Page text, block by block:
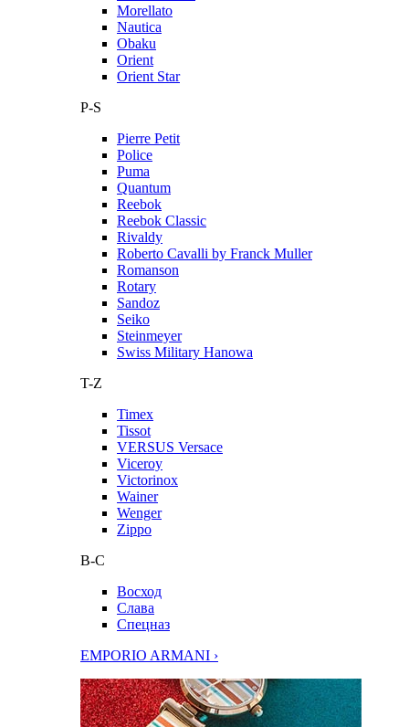
Morellato
Nautica
Obaku
Orient
Orient Star
P-S
Pierre Petit
Police
Puma
Quantum
Reebok
Reebok Classic
Rivaldy
Roberto Cavalli by Franck Muller
Romanson
Rotary
Sandoz
Seiko
Steinmeyer
Swiss Military Hanowa
T-Z
Timex
Tissot
VERSUS Versace
Viceroy
Victorinox
Wainer
Wenger
Zippo
В-С
Восход
Слава
Спецназ
EMPORIO ARMANI ›